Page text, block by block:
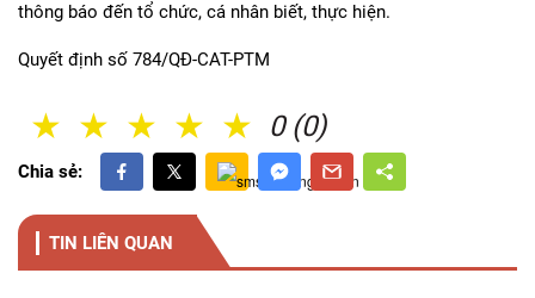
thông báo đến tổ chức, cá nhân biết, thực hiện.
Quyết định số 784/QĐ-CAT-PTM
0 (0)
5 Sao
4 Sao
3 Sao
2 Sao
1 Sao
Chia sẻ:
TIN LIÊN QUAN